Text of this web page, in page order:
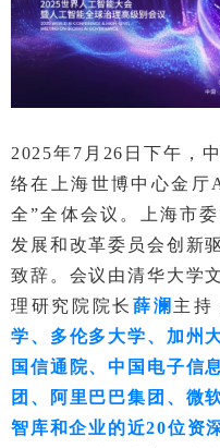
2025年7月26日下午，
络在上海世博中心金厅
全”全体会议。上海市
发展和改革委员会创新
致辞。会议由清华大学
理研究院院长 薛澜 主持
学、多伦多大学、加州
国信通院、中国电子信
团、阿里巴巴集团、微
智库和企业的近20位资